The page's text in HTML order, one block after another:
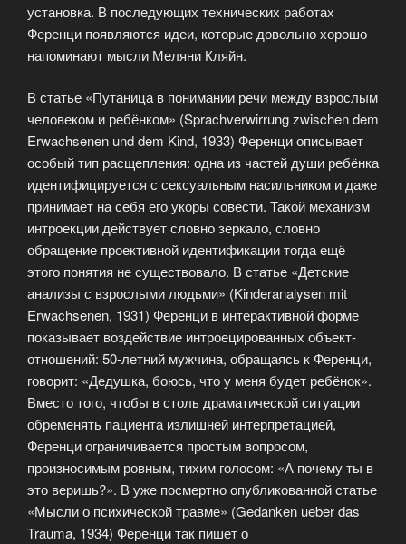
установка. В последующих технических работах
Ференци появляются идеи, которые довольно хорошо
напоминают мысли Меляни Кляйн.
В статье «Путаница в понимании речи между взрослым
человеком и ребёнком» (Sprachverwirrung zwischen dem
Erwachsenen und dem Kind, 1933) Ференци описывает
особый тип расщепления: одна из частей души ребёнка
идентифицируется с сексуальным насильником и даже
принимает на себя его укоры совести. Такой механизм
интроекции действует словно зеркало, словно
обращение проективной идентификации тогда ещё
этого понятия не существовало. В статье «Детские
анализы с взрослыми людьми» (Kinderanalysen mit
Erwachsenen, 1931) Ференци в интерактивной форме
показывает воздействие интроецированных объект-
отношений: 50-летний мужчина, обращаясь к Ференци,
говорит: «Дедушка, боюсь, что у меня будет ребёнок».
Вместо того, чтобы в столь драматической ситуации
обременять пациента излишней интерпретацией,
Ференци ограничивается простым вопросом,
произносимым ровным, тихим голосом: «А почему ты в
это веришь?». В уже посмертно опубликованной статье
«Мысли о психической травме» (Gedanken ueber das
Trauma, 1934) Ференци так пишет о